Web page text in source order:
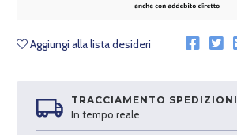
Aggiungi alla lista desideri
TRACCIAMENTO SPEDIZIONI
In tempo reale